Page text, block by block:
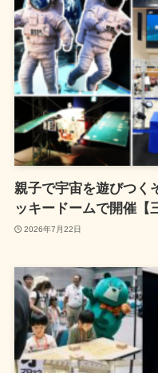
親子で宇宙を遊びつく
ッキードームで開催【
2026年7月22日